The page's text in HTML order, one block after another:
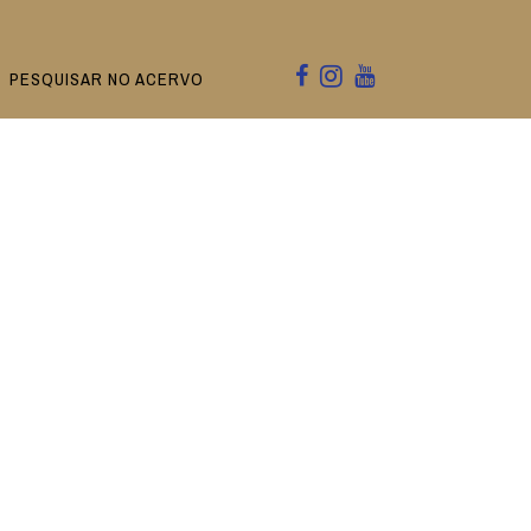
PESQUISAR NO ACERVO